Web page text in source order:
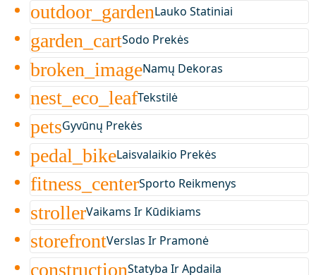
outdoor_gardenLauko Statiniai
garden_cartSodo Prekės
broken_imageNamų Dekoras
nest_eco_leafTekstilė
petsGyvūnų Prekės
pedal_bikeLaisvalaikio Prekės
fitness_centerSporto Reikmenys
strollerVaikams Ir Kūdikiams
storefrontVerslas Ir Pramonė
constructionStatyba Ir Apdaila